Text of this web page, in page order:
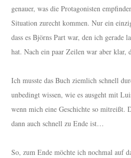
genauer, was die Protagonisten
Situation zurecht kommen. Nur ein
dass es Björns Part war, den ich gerade
hat. Nach ein paar Zeilen war aber klar,
Ich musste das Buch ziemlich schnell
unbedingt wissen, wie es ausgeht mit
wenn mich eine Geschichte so mitreißt.
dann auch schnell zu Ende ist…
So, zum Ende möchte ich nochmal auf